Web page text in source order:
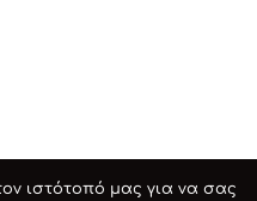
ιστότοπό μας για να σας